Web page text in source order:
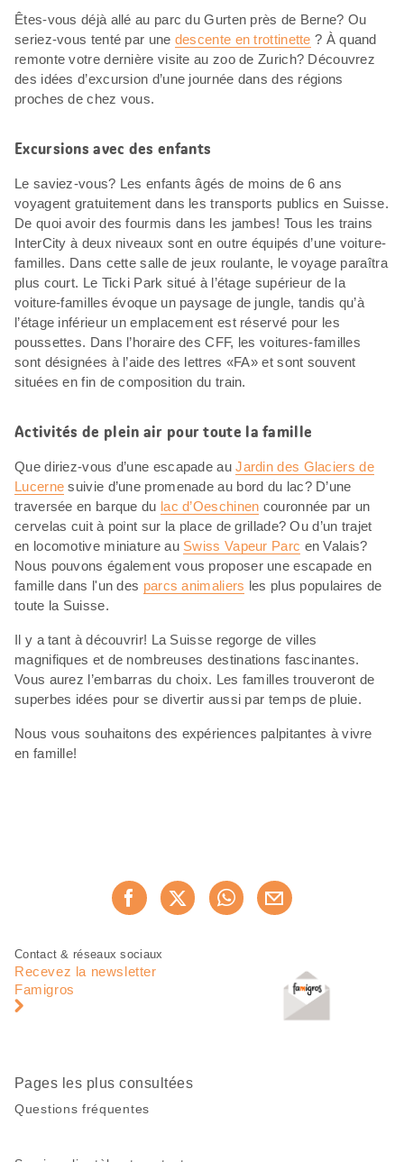
Êtes-vous déjà allé au parc du Gurten près de Berne? Ou
seriez-vous tenté par une descente en trottinette ? À quand
remonte votre dernière visite au zoo de Zurich? Découvrez
des idées d’excursion d’une journée dans des régions
proches de chez vous.
Excursions avec des enfants
Le saviez-vous? Les enfants âgés de moins de 6 ans
voyagent gratuitement dans les transports publics en Suisse.
De quoi avoir des fourmis dans les jambes! Tous les trains
InterCity à deux niveaux sont en outre équipés d’une voiture-
familles. Dans cette salle de jeux roulante, le voyage paraîtra
plus court. Le Ticki Park situé à l’étage supérieur de la
voiture-familles évoque un paysage de jungle, tandis qu’à
l’étage inférieur un emplacement est réservé pour les
poussettes. Dans l’horaire des CFF, les voitures-familles
sont désignées à l’aide des lettres «FA» et sont souvent
situées en fin de composition du train.
Activités de plein air pour toute la famille
Que diriez-vous d’une escapade auJardin des Glaciers de
Lucerne suivie d’une promenade au bord du lac? D’une
traversée en barque du lac d’Oeschinen couronnée par un
cervelas cuit à point sur la place de grillade? Ou d’un trajet
en locomotive miniature au Swiss Vapeur Parc en Valais?
Nous pouvons également vous proposer une escapade en
famille dans l'un des parcs animaliers les plus populaires de
toute la Suisse.
Il y a tant à découvrir! La Suisse regorge de villes
magnifiques et de nombreuses destinations fascinantes.
Vous aurez l’embarras du choix. Les familles trouveront de
superbes idées pour se divertir aussi par temps de pluie.
Nous vous souhaitons des expériences palpitantes à vivre
en famille!
Recommander maintenant
Pied
page
Navigation
pied
Contact & réseaux sociaux
Recevez la newsletter
Famigros
Pages les plus consultées
Questions fréquentes